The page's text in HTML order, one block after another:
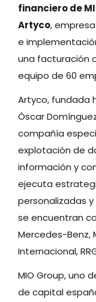
financiero de
Artyco,
e
una facturación
equipo de 60
Artyco, fundada
Óscar
compañía
explotación de
información y
ejecuta
personalizadas
se encuentran
Mercedes-Benz,
Internacional,
MIO Group, uno
de capital